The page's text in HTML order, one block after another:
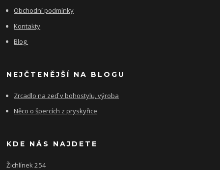
Obchodní podmínky
Kontakty
Blog
NEJČTENĚJŠÍ NA BLOGU
Zrcadlo na zeď v bohostylu, výroba
Něco o špercích z pryskyřice
KDE NÁS NAJDETE
Žichlínek 254